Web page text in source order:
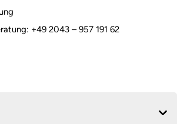
+49 2043 – 957 191 62